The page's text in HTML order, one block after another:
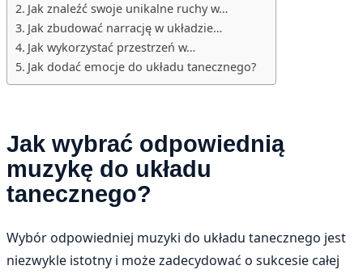
Jak znaleźć swoje unikalne ruchy w…
Jak zbudować narrację w układzie…
Jak wykorzystać przestrzeń w…
Jak dodać emocje do układu tanecznego?
Jak wybrać odpowiednią
muzykę do układu
tanecznego?
Wybór odpowiedniej muzyki do układu tanecznego jest
niezwykle istotny i może zadecydować o sukcesie całej